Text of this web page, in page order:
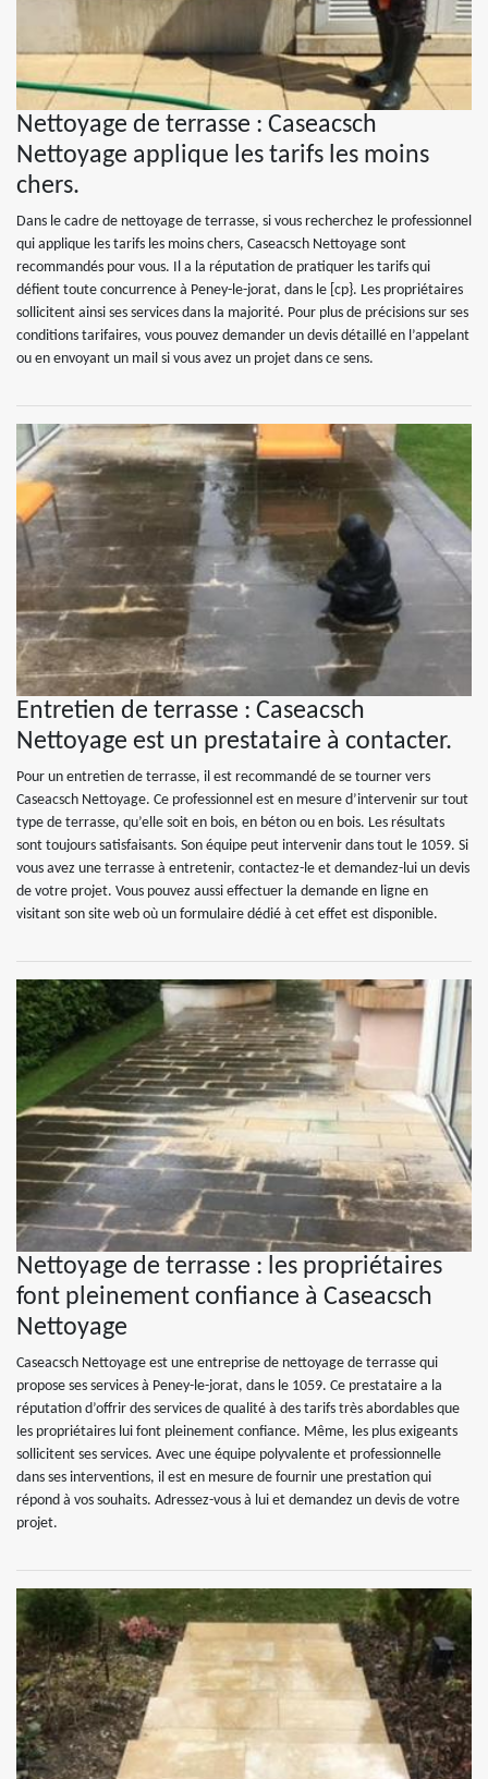
Nettoyage de terrasse : Caseacsch
Nettoyage applique les tarifs les moins
chers.
Dans le cadre de nettoyage de terrasse, si vous recherchez le professionnel
qui applique les tarifs les moins chers, Caseacsch Nettoyage sont
recommandés pour vous. Il a la réputation de pratiquer les tarifs qui
défient toute concurrence à Peney-le-jorat, dans le [cp}. Les propriétaires
sollicitent ainsi ses services dans la majorité. Pour plus de précisions sur ses
conditions tarifaires, vous pouvez demander un devis détaillé en l’appelant
ou en envoyant un mail si vous avez un projet dans ce sens.
Entretien de terrasse : Caseacsch
Nettoyage est un prestataire à contacter.
Pour un entretien de terrasse, il est recommandé de se tourner vers
Caseacsch Nettoyage. Ce professionnel est en mesure d’intervenir sur tout
type de terrasse, qu’elle soit en bois, en béton ou en bois. Les résultats
sont toujours satisfaisants. Son équipe peut intervenir dans tout le 1059. Si
vous avez une terrasse à entretenir, contactez-le et demandez-lui un devis
de votre projet. Vous pouvez aussi effectuer la demande en ligne en
visitant son site web où un formulaire dédié à cet effet est disponible.
Nettoyage de terrasse : les propriétaires
font pleinement confiance à Caseacsch
Nettoyage
Caseacsch Nettoyage est une entreprise de nettoyage de terrasse qui
propose ses services à Peney-le-jorat, dans le 1059. Ce prestataire a la
réputation d’offrir des services de qualité à des tarifs très abordables que
les propriétaires lui font pleinement confiance. Même, les plus exigeants
sollicitent ses services. Avec une équipe polyvalente et professionnelle
dans ses interventions, il est en mesure de fournir une prestation qui
répond à vos souhaits. Adressez-vous à lui et demandez un devis de votre
projet.